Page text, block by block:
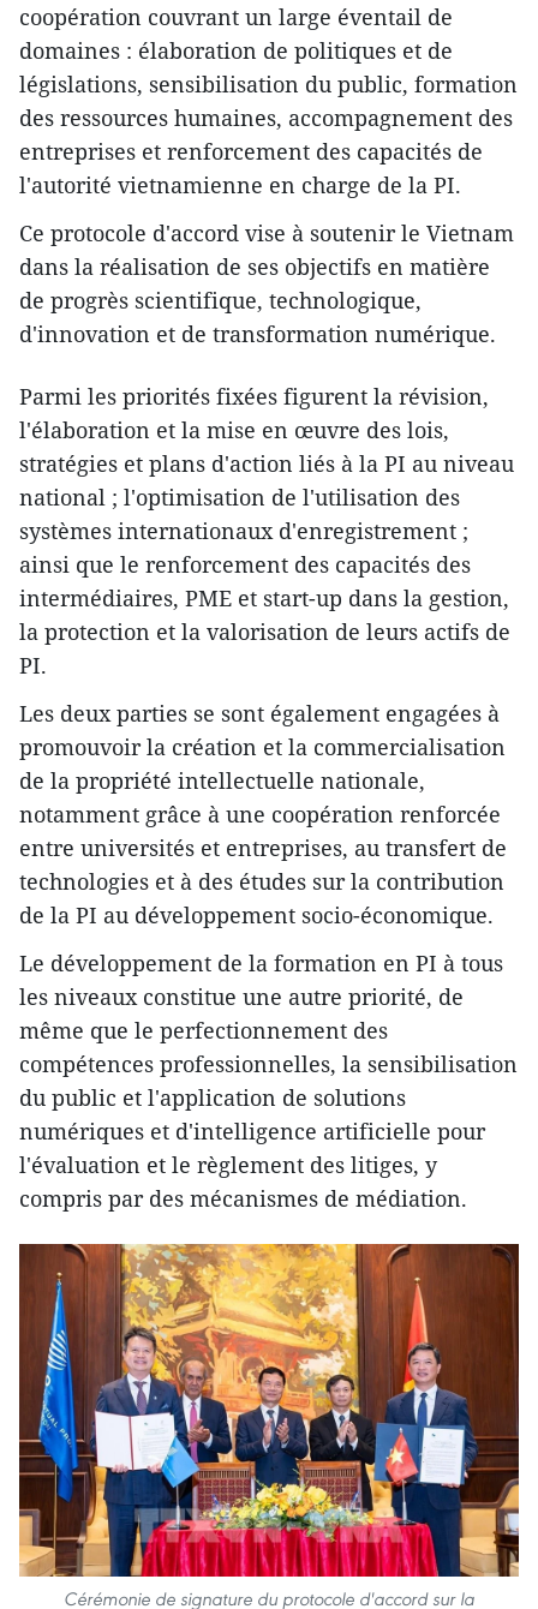
coopération couvrant un large éventail de
domaines : élaboration de politiques et de
législations, sensibilisation du public, formation
des ressources humaines, accompagnement des
entreprises et renforcement des capacités de
l'autorité vietnamienne en charge de la PI.
Ce protocole d'accord vise à soutenir le Vietnam
dans la réalisation de ses objectifs en matière
de progrès scientifique, technologique,
d'innovation et de transformation numérique.
Parmi les priorités fixées figurent la révision,
l'élaboration et la mise en œuvre des lois,
stratégies et plans d'action liés à la PI au niveau
national ; l'optimisation de l'utilisation des
systèmes internationaux d'enregistrement ;
ainsi que le renforcement des capacités des
intermédiaires, PME et start-up dans la gestion,
la protection et la valorisation de leurs actifs de
PI.
Les deux parties se sont également engagées à
promouvoir la création et la commercialisation
de la propriété intellectuelle nationale,
notamment grâce à une coopération renforcée
entre universités et entreprises, au transfert de
technologies et à des études sur la contribution
de la PI au développement socio-économique.
Le développement de la formation en PI à tous
les niveaux constitue une autre priorité, de
même que le perfectionnement des
compétences professionnelles, la sensibilisation
du public et l'application de solutions
numériques et d'intelligence artificielle pour
l'évaluation et le règlement des litiges, y
compris par des mécanismes de médiation.
Cérémonie de signature du protocole d'accord sur la